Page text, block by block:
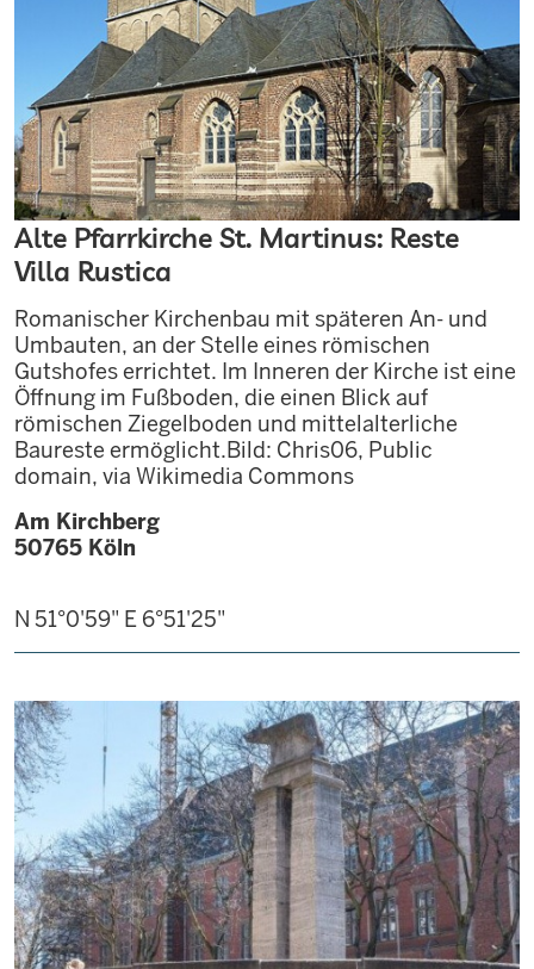
Alte Pfarrkirche St. Martinus: Reste
Villa Rustica
Romanischer Kirchenbau mit späteren An- und
Umbauten, an der Stelle eines römischen
Gutshofes errichtet. Im Inneren der Kirche ist eine
Öffnung im Fußboden, die einen Blick auf
römischen Ziegelboden und mittelalterliche
Baureste ermöglicht.Bild: Chris06, Public
domain, via Wikimedia Commons
Am Kirchberg
50765 Köln
N 51°0'59" E 6°51'25"